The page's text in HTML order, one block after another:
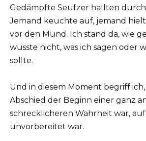
Gedämpfte Seufzer hallten
Jemand keuchte auf, jemand hielt
vor den Mund. Ich stand da, wie
wusste nicht, was ich sagen oder
sollte.
Und in diesem Moment begriff ich,
Abschied der Beginn einer ganz
schrecklicheren Wahrheit war,
unvorbereitet war.